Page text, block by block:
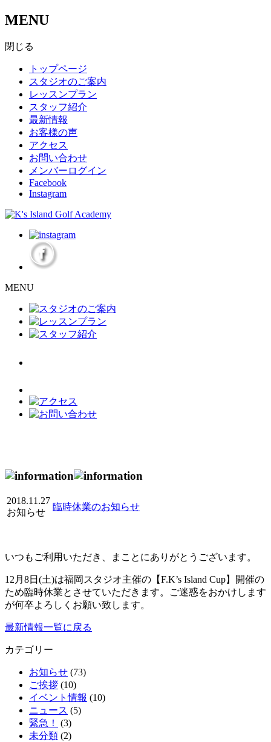
MENU
閉じる
トップページ
スタジオのご案内
レッスンプラン
スタッフ紹介
最新情報
お客様の声
アクセス
お問い合わせ
メンバーログイン
Facebook
Instagram
MENU
2018.11.27
お知らせ
臨時休業のお知らせ
いつもご利用いただき、まことにありがとうございます。
12月8日(土)は福岡スタジオ主催の【F.K’s Island Cup】開催の
ため臨時休業とさせていただきます。ご迷惑をおかけします
が何卒よろしくお願い致します。
最新情報一覧に戻る
カテゴリー
お知らせ (73)
ご挨拶 (10)
イベント情報 (10)
ニュース (5)
緊急！
(3)
未分類 (2)